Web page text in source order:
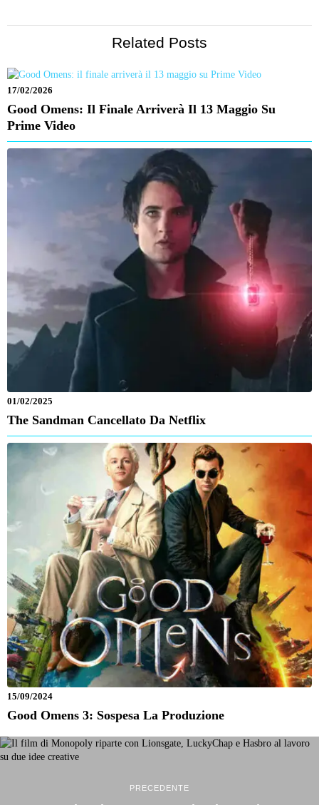
Related Posts
17/02/2026
Good Omens: Il Finale Arriverà Il 13 Maggio Su
Prime Video
01/02/2025
The Sandman Cancellato Da Netflix
15/09/2024
Good Omens 3: Sospesa La Produzione
PRECEDENTE